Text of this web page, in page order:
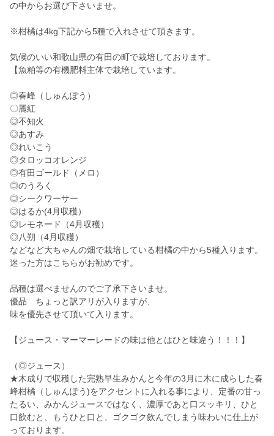
の中からお選び下さいませ。
※柑橘は4kg下記から5種で入れさせて頂きます。
気候のいい和歌山県の有田の町で栽培しております。
【魚粕等の有機肥料主体で栽培しています。
◎春峰（しゅんぽう）
〇麗紅
◎不知火
◎あすみ
◎れいこう
◎タロッコオレンジ
◎有田ゴールド（メロ）
◎のうろく
◎シークワーサー
◎はるか(4月収穫）
◎レモネード（4月収穫）
◎八朔（4月収穫）
などなど大ちゃんの畑で栽培している柑橘の中から5種入ります。
迷った方はこちらがお勧めです。
品種は選べませんのでご了承下さいませ。
優品 ちょっと訳アリが入りますが、
味を優先させて頂いて入ります。
【ジュース・マーマーレードの味は他とはひと味違う！！！】
（◎ジュース）
★木成りで収穫した完熟早生みかんと今年の3月に木に成らした春
峰柑橘（しゅんぽう)をアクセントに入れる事により、定番の甘っ
たるい、みかんジュースではなく、濃厚であと口スッキリ、ひと
口飲むと、もうひと口と、ゴクゴク飲んでしまう味わいに仕上が
っております。